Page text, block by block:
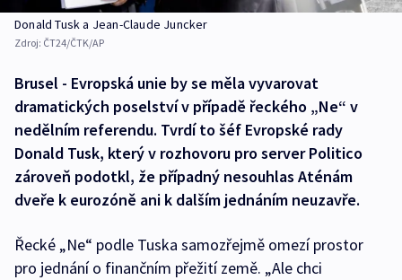
Donald Tusk a Jean-Claude Juncker
Zdroj: ČT24/ČTK/AP
Brusel - Evropská unie by se měla vyvarovat
dramatických poselství v případě řeckého „Ne“ v
nedělním referendu. Tvrdí to šéf Evropské rady
Donald Tusk, který v rozhovoru pro server Politico
zároveň podotkl, že případný nesouhlas Aténám
dveře k eurozóně ani k dalším jednáním neuzavře.
Řecké „Ne“ podle Tuska samozřejmě omezí prostor
pro jednání o finančním přežití země. „Ale chci